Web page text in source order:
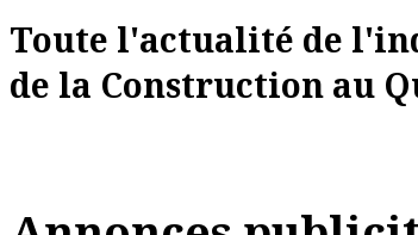
Toute l'actualité de
de la Construction au